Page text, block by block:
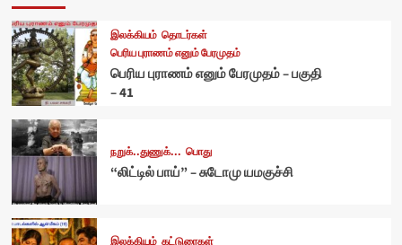
இலக்கியம் தொடர்கள்
பெரிய புராணம் எனும் பேரமுதம்
பெரிய புராணம் எனும் பேரமுதம் – பகுதி
– 41
நறுக்..துணுக்... பொது
“லிட்டில் பாய்” – சுடோமு யமகுச்சி
இலக்கியம் கட்டுரைகள்